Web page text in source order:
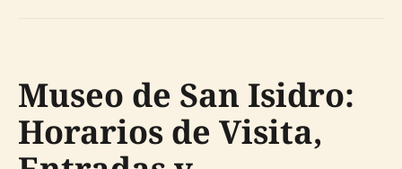
Museo de San Isidro:
Horarios de Visita,